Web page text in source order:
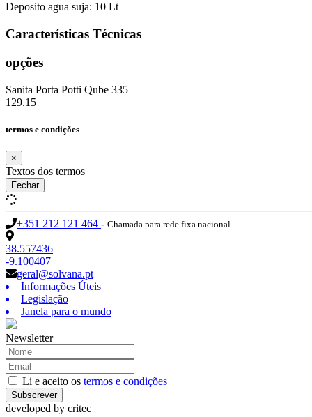
Deposito agua suja: 10 Lt
Características Técnicas
opções
Sanita Porta Potti Qube 335
129.15
termos e condições
×
Textos dos termos
Fechar
+351 212 121 464 - Chamada para rede fixa nacional
38.557436
-9.100407
geral@solvana.pt
Informações Úteis
Legislação
Janela para o mundo
Newsletter
Li e aceito os termos e condições
Subscrever
developed by critec